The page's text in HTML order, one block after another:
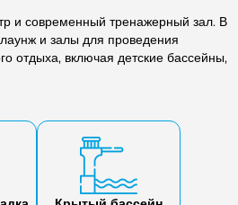
и современный тренажерный зал. В
и залы для проведения
отдыха, включая детские бассейны,